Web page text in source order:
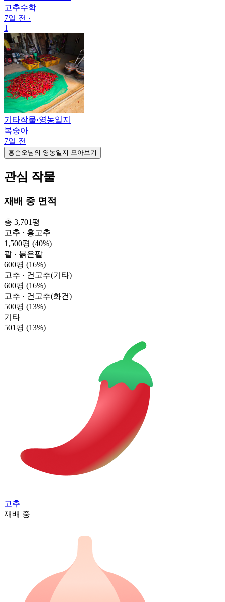
고추수학
7일 전 ·
1
기타작물·영농일지
복숭아
7일 전
홍순오님의 영농일지 모아보기
관심 작물
재배 중 면적
총 3,701평
고추 · 홍고추
1,500평 (40%)
팥 · 붉은팥
600평 (16%)
고추 · 건고추(기타)
600평 (16%)
고추 · 건고추(화건)
500평 (13%)
기타
501평 (13%)
고추
재배 중